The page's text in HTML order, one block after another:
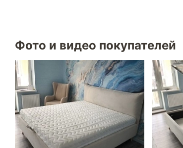
Фото и видео покупателей